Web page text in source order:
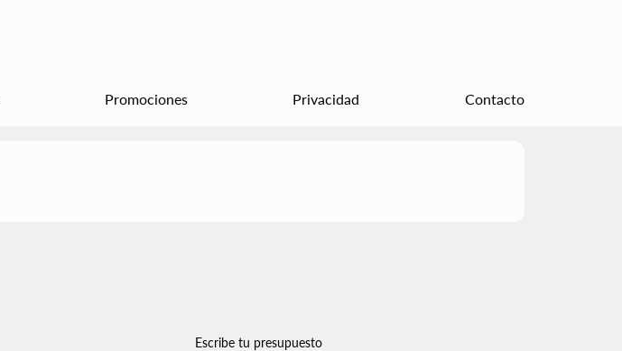
Promociones Privacidad Contacto
Escribe tu presupuesto